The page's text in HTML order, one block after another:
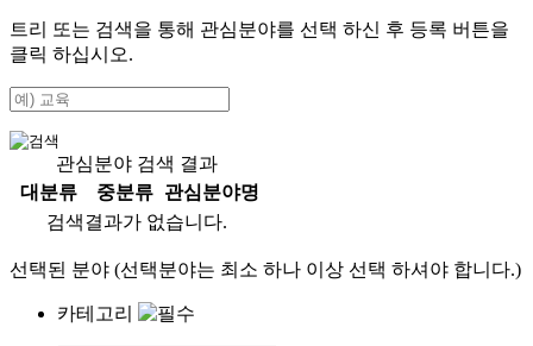
트리 또는 검색을 통해 관심분야를 선택 하신 후 등록 버튼을
클릭 하십시오.
관심분야 검색 결과
대분류
중분류
관심분야명
검색결과가 없습니다.
선택된 분야 (선택분야는 최소 하나 이상 선택 하셔야 합니다.)
카테고리